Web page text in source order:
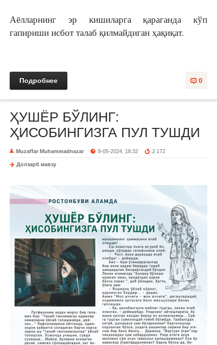
Аёлларнинг эр кишиларга қараганда кўп
гапириши исбот талаб қилмайдиган ҳақиқат.
0
Подробнее
ҲУШЁР БЎЛИНГ:
ҲИСОБИНГИЗГА ПУЛ ТУШДИ
Muzaffar Muhammadnazar 8-05-2024, 18:32 2 172
Долзарб мавзу